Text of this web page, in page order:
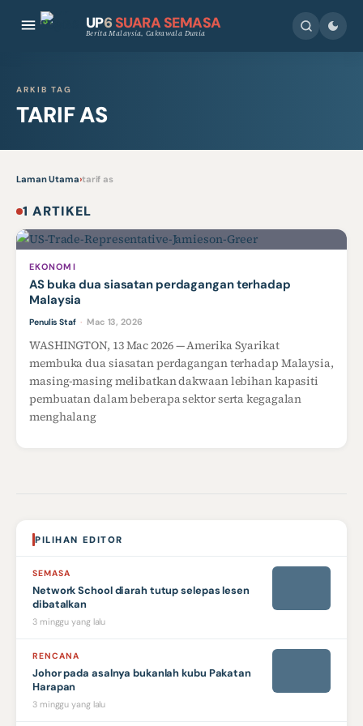
UP6 SUARA SEMASA
Berita Malaysia, Cakrawala Dunia
ARKIB TAG
TARIF AS
Laman Utama›tarif as
1 ARTIKEL
EKONOMI
AS buka dua siasatan perdagangan terhadap
Malaysia
Penulis Staf · Mac 13, 2026
WASHINGTON, 13 Mac 2026 — Amerika Syarikat
membuka dua siasatan perdagangan terhadap Malaysia,
masing-masing melibatkan dakwaan lebihan kapasiti
pembuatan dalam beberapa sektor serta kegagalan
menghalang
PILIHAN EDITOR
SEMASA
Network School diarah tutup selepas lesen
dibatalkan
3 minggu yang lalu
RENCANA
Johor pada asalnya bukanlah kubu Pakatan
Harapan
3 minggu yang lalu